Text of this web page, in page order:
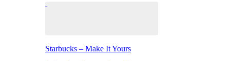
Starbucks – Make It Yours